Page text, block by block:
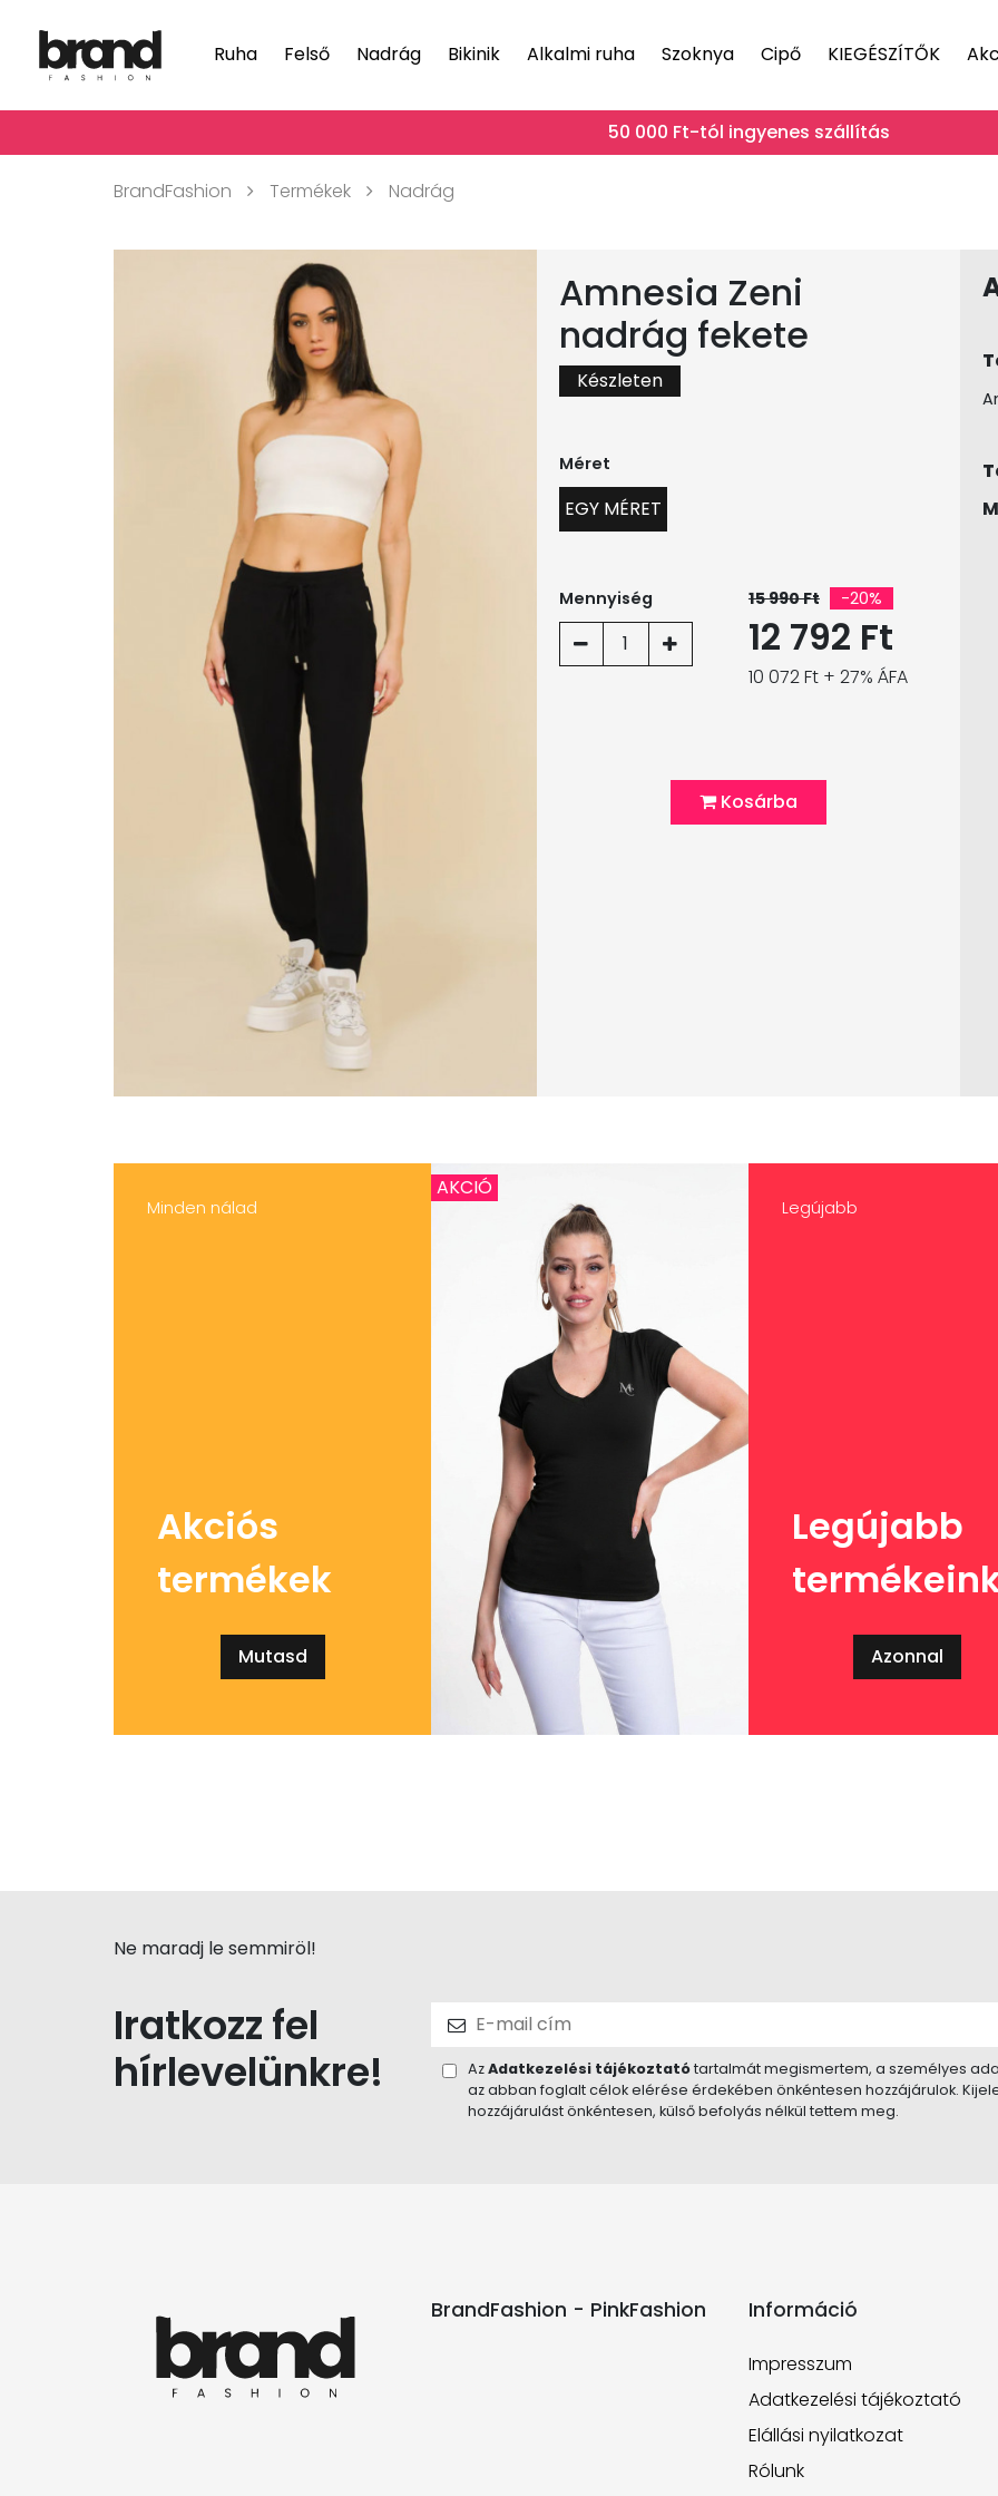
Ruha Felső Nadrág Bikinik Alkalmi ruha Szoknya Cipő KIEGÉSZÍTŐK
50 000 Ft-tól ingyenes szállítás
BrandFashion Termékek Nadrág
Amnesia Zeni
nadrág fekete
Készleten
Méret
EGY MÉRET
Mennyiség
1
15 990 Ft -20%
12 792 Ft
10 072 Ft + 27% ÁFA
Kosárba
Minden nálad
Akciós
termékek
Mutasd
AKCIÓ
Legújabb
Legújabb
Azonnal
Ne maradj le semmiröl!
Iratkozz fel
hírlevelünkre!
AzAdatkezelési tájékoztatótartalmát megismertem, a személyes
az abban foglalt célok elérése érdekében önkéntesen hozzájárulok.
hozzájárulást önkéntesen, külső befolyás nélkül tettem meg.
BrandFashion - PinkFashion Információ
Impresszum
Adatkezelési tájékoztató
Elállási nyilatkozat
Rólunk